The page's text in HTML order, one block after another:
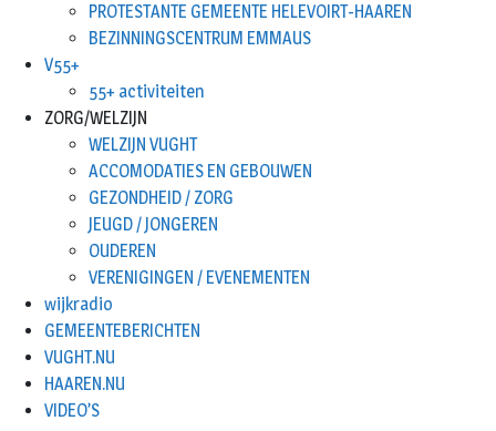
PROTESTANTE GEMEENTE HELEVOIRT-HAAREN
BEZINNINGSCENTRUM EMMAUS
V55+
55+ activiteiten
ZORG/WELZIJN
WELZIJN VUGHT
ACCOMODATIES EN GEBOUWEN
GEZONDHEID / ZORG
JEUGD / JONGEREN
OUDEREN
VERENIGINGEN / EVENEMENTEN
wijkradio
GEMEENTEBERICHTEN
VUGHT.NU
HAAREN.NU
VIDEO’S